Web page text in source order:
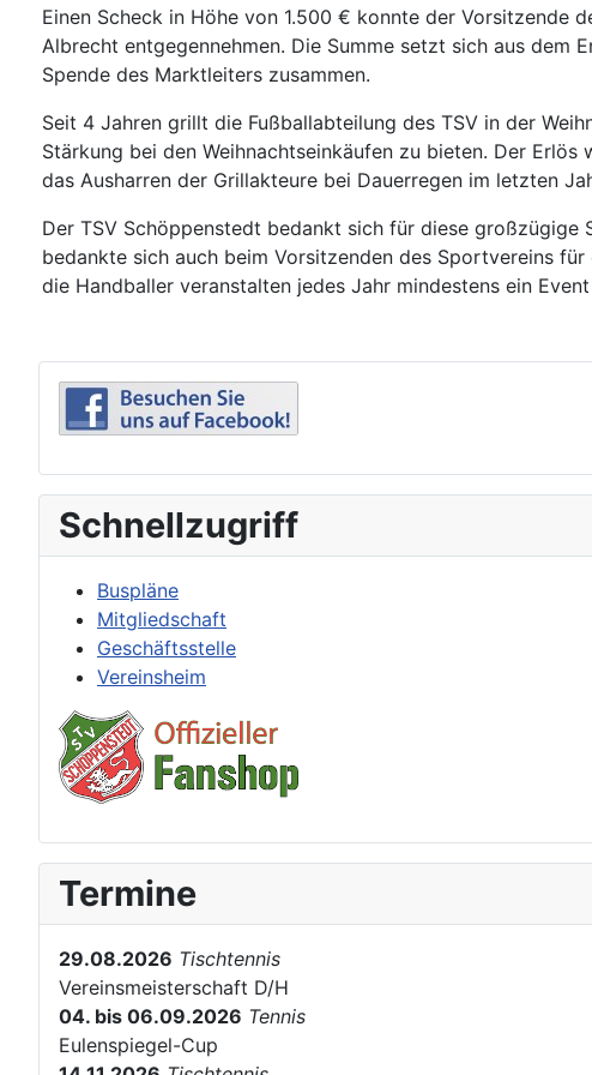
Einen Scheck in Höhe von 1.500 € konnte der Vorsitzende
Albrecht entgegennehmen. Die Summe setzt sich aus dem
Spende des Marktleiters zusammen.
Seit 4 Jahren grillt die Fußballabteilung des TSV in der
Stärkung bei den Weihnachtseinkäufen zu bieten. Der
das Ausharren der Grillakteure bei Dauerregen im letzten
Der TSV Schöppenstedt bedankt sich für diese
bedankte sich auch beim Vorsitzenden des Sportvereins
die Handballer veranstalten jedes Jahr mindestens ein
Schnellzugriff
Buspläne
Mitgliedschaft
Geschäftsstelle
Vereinsheim
Termine
29.08.2026 Tischtennis
Vereinsmeisterschaft D/H
04. bis 06.09.2026 Tennis
Eulenspiegel-Cup